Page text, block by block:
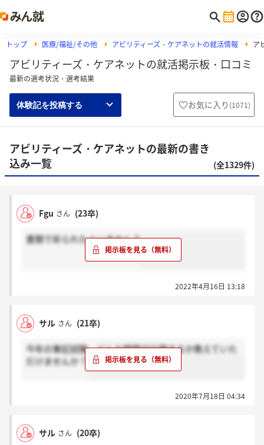
トップ 医療/福祉/その他 アビリティーズ・ケアネットの就活情報 ア
アビリティーズ・ケアネットの就活掲示板・口コミ
最新の選考状況・選考結果
体験記を投稿する お気に入り (1071)
アビリティーズ・ケアネットの最新の書き
込み一覧
(全1329件)
Fgu さん (23卒)
書類で祈られた人いません？
2022年4月16日 13:18
サル さん (21卒)
今年の筆記試験、どんな問題が出題するか教えていた
だけませんか？
2020年7月18日 04:34
サル さん (20卒)